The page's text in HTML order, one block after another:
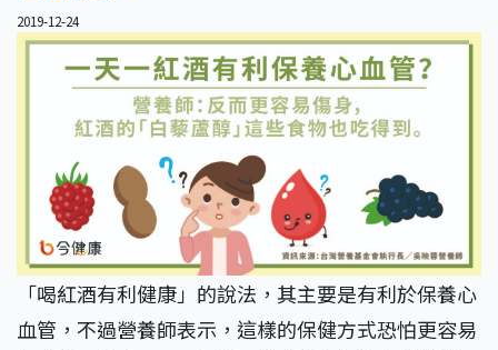
2019-12-24
「喝紅酒有利健康」的說法，其主要是有利於保養心
血管，不過營養師表示，這樣的保健方式恐怕更容易